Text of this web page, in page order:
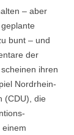
– aber
bunt – und
der
ihren
Nordrhein-
(CDU), die
einem